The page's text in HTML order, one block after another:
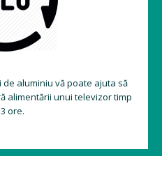
aluminiu vă poate ajuta să
alimentării unui televizor timp
ore.